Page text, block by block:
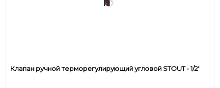
Клапан ручной терморегулирующий угловой STOUT - 1/2'